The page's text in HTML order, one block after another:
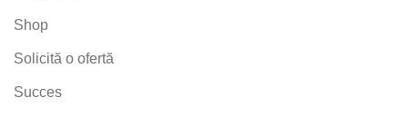
Shop
Solicită o ofertă
Succes